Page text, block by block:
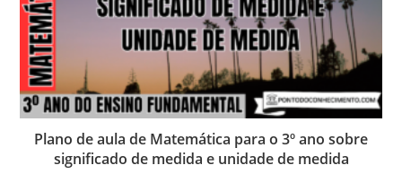
Plano de aula de Matemática para o 3º ano sobre
significado de medida e unidade de medida